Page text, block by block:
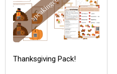
Thanksgiving Pack!